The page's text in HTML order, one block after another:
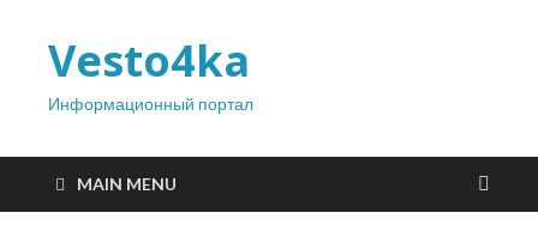
Vesto4ka
Информационный портал
MAIN MENU